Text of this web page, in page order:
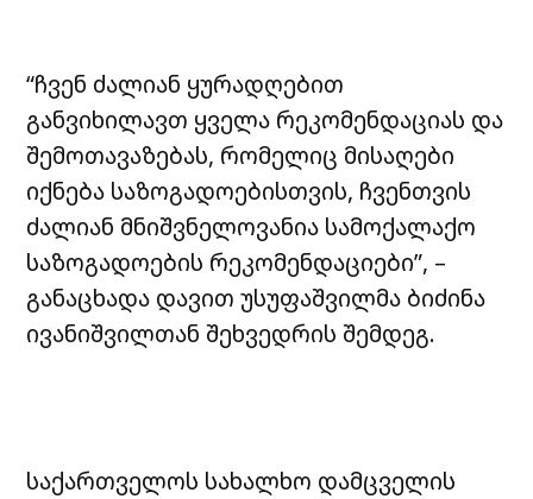
“ჩვენ ძალიან ყურადღებით
განვიხილავთ ყველა რეკომენდაციას და
შემოთავაზებას, რომელიც მისაღები
იქნება საზოგადოებისთვის, ჩვენთვის
ძალიან მნიშვნელოვანია სამოქალაქო
საზოგადოების რეკომენდაციები”, –
განაცხადა დავით უსუფაშვილმა ბიძინა
ივანიშვილთან შეხვედრის შემდეგ.
საქართველოს სახალხო დამცველის